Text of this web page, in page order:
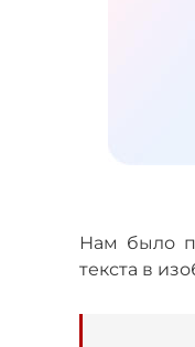
Нам было
текста в